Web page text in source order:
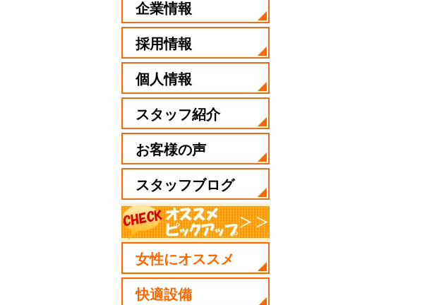
企業情報
採用情報
個人情報
スタッフ紹介
お客様の声
スタッフブログ
女性にオススメ
快適設備